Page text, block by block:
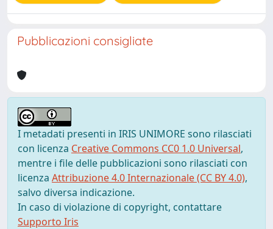
Pubblicazioni consigliate
I metadati presenti in IRIS UNIMORE sono rilasciati
con licenza Creative Commons CC0 1.0 Universal,
mentre i file delle pubblicazioni sono rilasciati con
licenza Attribuzione 4.0 Internazionale (CC BY 4.0),
salvo diversa indicazione.
In caso di violazione di copyright, contattare
Supporto Iris